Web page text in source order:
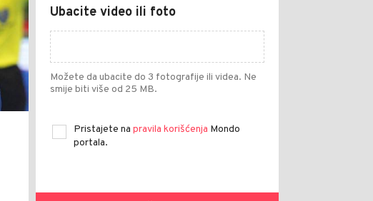
Ubacite video ili foto
Možete da ubacite do 3 fotografije ili videa. Ne
smije biti više od 25 MB.
Pristajete na pravila korišćenja Mondo
portala.